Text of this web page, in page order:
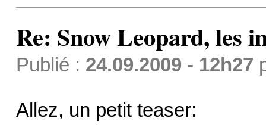
Re: Snow Leopard, les
Publié : 24.09.2009 - 12h27
Allez, un petit teaser: